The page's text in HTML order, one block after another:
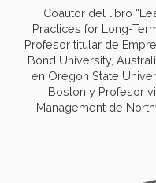
Coautor del libro
Practices for Long-
Profesor titular de
Bond University,
en Oregon State
Boston y Profesor
Management de